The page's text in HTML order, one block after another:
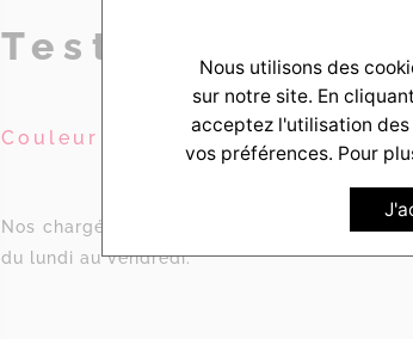
Teste de Buch
Couleur Villas
Nos chargés de projets Couleur Villas vous
du lundi au vendredi.
Nous utilisons des
sur notre site. En
acceptez l'utilisation
vos préférences. Pour